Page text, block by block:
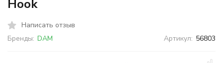
Hook
Написать отзыв
Бренды: DAM Артикул: 56803